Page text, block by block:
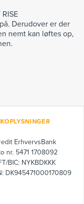
Derudover er der
nemt kan løftes op,
ErhvervsBank
nr. 5471 1708092
BIC: NYKBDKKK
DK945471000170809